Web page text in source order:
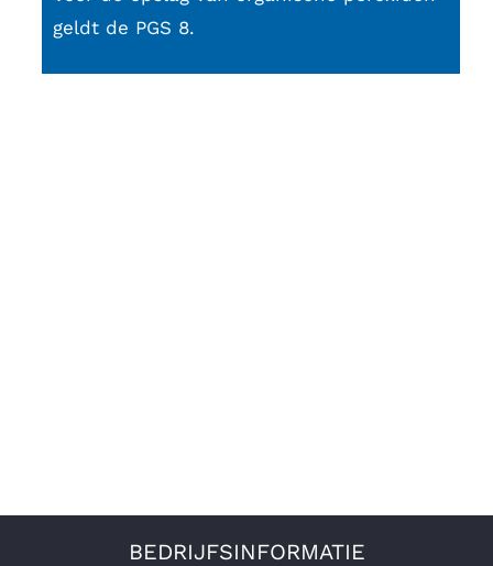
geldt de PGS 8.
BEDRIJFSINFORMATIE